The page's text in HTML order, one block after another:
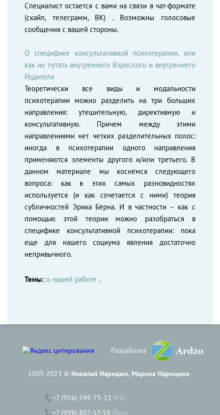
Специалист остается с вами на связи в чат-формате
(скайп, телеграмм, ВК) . Возможны голосовые
сообщения с вашей стороны.
О специфике консультативной психотерапии, или
как не путать внутреннего Взрослого и внутреннего
Родителя
Теоретически все виды и модальности
психотерапии можно разделить на три больших
направления: утешительную, директивную и
консультативную. Причем между этими
направлениями нет четких разделительных полос:
иногда в психотерапии одного направления
применяются элементы другого и/или третьего. В
данном материале мы коснёмся следующего
вопроса: как в этих самых разновидностях
используется (и как сочетается с ними) теория
субличностей Эрика Бёрна. И в частности – как с
помощью этой теории можно разобраться в
специфике консультативной психотерапии: пока
еще для нашего социума явления достаточно
непривычного.
Темы: о нашей работе .
Разработка
2005-2023 © Николай Нарицын, Марина Нарицына
+7 (916) 599-75-12 МТС
+7 (999) 807-57-59 Йота